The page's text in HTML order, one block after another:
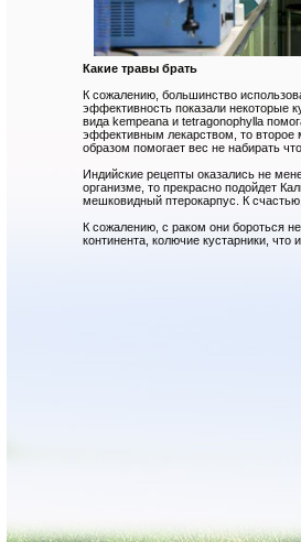
Какие травы брать
К сожалению, большинство
эффективность показали некоторые
вида kempeana и tetragonophylla
эффективным лекарством, то второе
образом помогает вес не набирать
Индийские рецепты оказались не
организме, то прекрасно подойдет
мешковидный птерокарпус. К
К сожалению, с раком они бороться
континента, колючие кустарники,